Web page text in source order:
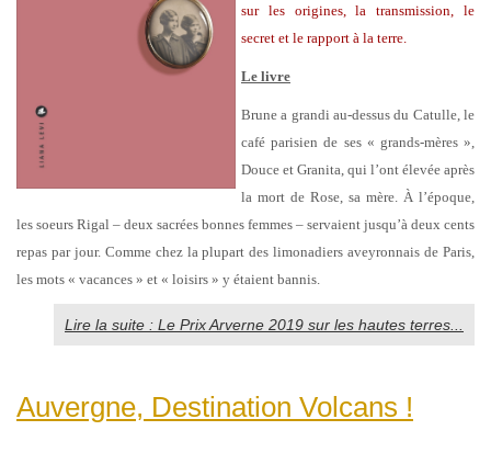
sur les origines, la transmission, le
secret et le rapport à la terre.
Le livre
Brune a grandi au-dessus du Catulle, le
café parisien de ses « grands-mères »,
Douce et Granita, qui l’ont élevée après
la mort de Rose, sa mère. À l’époque,
les soeurs Rigal – deux sacrées bonnes femmes – servaient jusqu’à deux cents
repas par jour. Comme chez la plupart des limonadiers aveyronnais de Paris,
les mots « vacances » et « loisirs » y étaient bannis.
Lire la suite : Le Prix Arverne 2019 sur les hautes terres...
Auvergne, Destination Volcans !